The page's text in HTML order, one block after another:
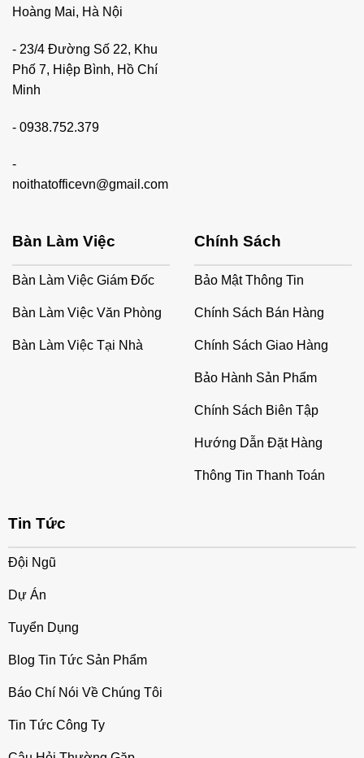
Hoàng Mai, Hà Nội
- 23/4 Đường Số 22, Khu
Phố 7, Hiệp Bình, Hồ Chí
Minh
- 0938.752.379
-
noithatofficevn@gmail.com
Bàn Làm Việc
Bàn Làm Việc Giám Đốc
Bàn Làm Việc Văn Phòng
Bàn Làm Việc Tại Nhà
Chính Sách
Bảo Mật Thông Tin
Chính Sách Bán Hàng
Chính Sách Giao Hàng
Bảo Hành Sản Phẩm
Chính Sách Biên Tập
Hướng Dẫn Đặt Hàng
Thông Tin Thanh Toán
Tin Tức
Đội Ngũ
Dự Án
Tuyển Dụng
Blog Tin Tức Sản Phẩm
Báo Chí Nói Về Chúng Tôi
Tin Tức Công Ty